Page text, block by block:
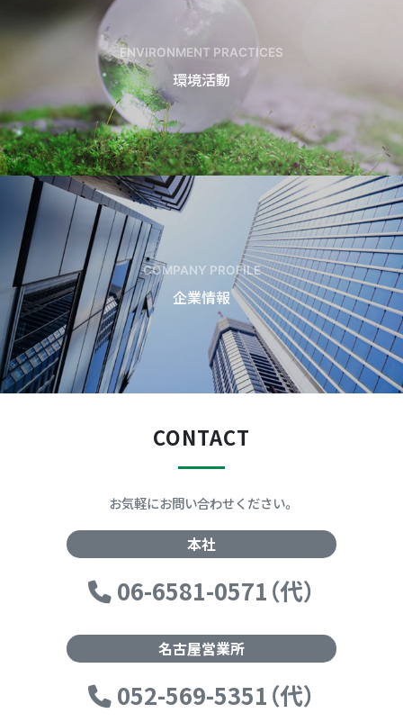
ENVIRONMENT PRACTICES
環境活動
COMPANY PROFILE
企業情報
CONTACT
お気軽にお問い合わせください。
本社
06-6581-0571（代）
名古屋営業所
052-569-5351（代）